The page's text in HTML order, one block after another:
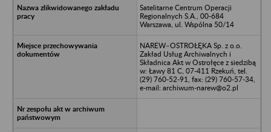
Satelitarne Centrum Operacji
Regionalnych S.A., 00-684
Warszawa, ul. Wspólna 50/14
NAREW–OSTROŁĘKA Sp. z o.o.
Zakład Usług Archiwalnych i
Składnica Akt w Ostrołęce z siedzibą
w: Ławy 81 C, 07-411 Rzekuń, tel.
(29) 760-52-91, fax: (29) 760-57-34,
e-mail: archiwum-narew@o2.pl